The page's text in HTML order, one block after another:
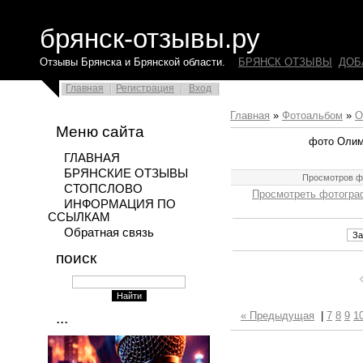
брянск-отзывы.ру
Отзывы Брянска и Брянской области. БРЯНСК ОТЗЫВЫ
Главная Регистрация Вход
Меню сайта
ГЛАВНАЯ
БРЯНСКИЕ ОТЗЫВЫ
СТОПСЛОВО
ИНФОРМАЦИЯ ПО
ССЫЛКАМ
Обратная связь
поиск
...
Главная » Фотоальбом »
фото
Просмотров
Просмотреть
« Предыдущая 7 8 9